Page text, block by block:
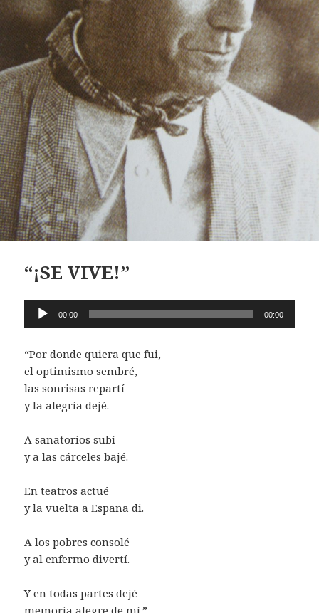
“¡SE VIVE!”
Reproductor
00:00 00:00
“Por donde quiera que fui,
el optimismo sembré,
las sonrisas repartí
y la alegría dejé.
A sanatorios subí
y a las cárceles bajé.
En teatros actué
y la vuelta a España di.
A los pobres consolé
y al enfermo divertí.
Y en todas partes dejé